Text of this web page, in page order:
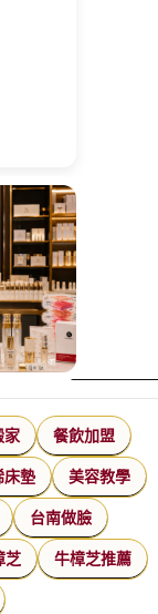
家 餐飲加盟
床墊 美容教學
台南做臉
芝 牛樟芝推薦